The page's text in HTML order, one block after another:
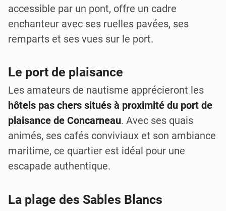
accessible par un pont, offre un cadre
enchanteur avec ses ruelles pavées, ses
remparts et ses vues sur le port.
Le port de plaisance
Les amateurs de nautisme apprécieront les
hôtels pas chers situés à proximité du port de
plaisance de Concarneau. Avec ses quais
animés, ses cafés conviviaux et son ambiance
maritime, ce quartier est idéal pour une
escapade authentique.
La plage des Sables Blancs